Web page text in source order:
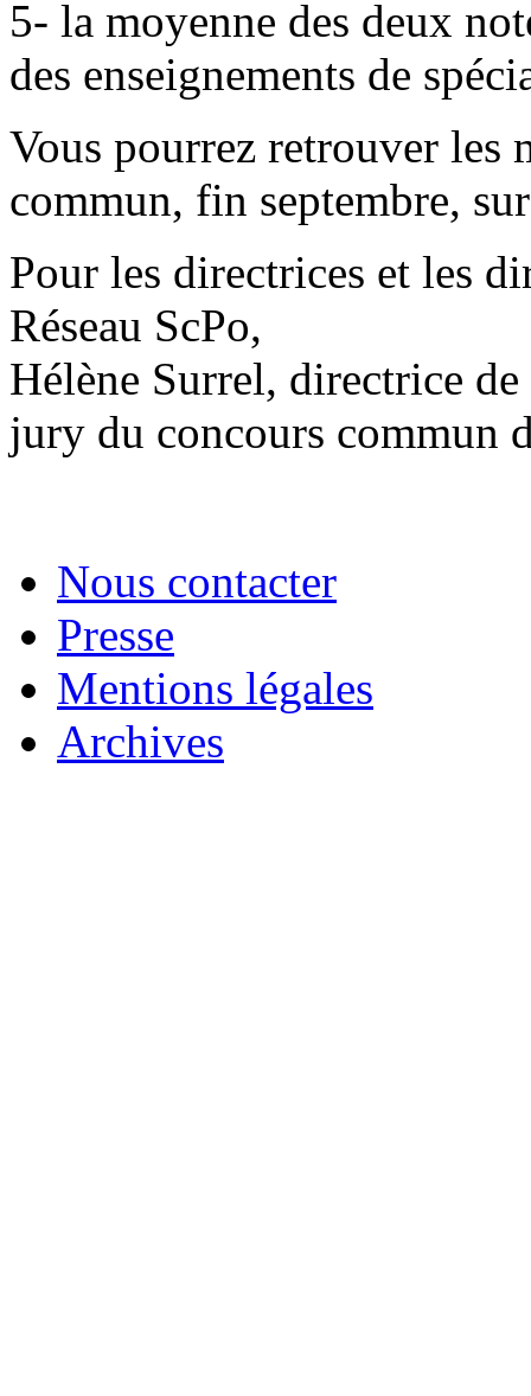
5- la moyenne des deux
des enseignements de
Vous pourrez retrouver les
commun, fin septembre,
Pour les directrices et les
Réseau ScPo,
Hélène Surrel, directrice
jury du concours commun
Nous contacter
Presse
Mentions légales
Archives